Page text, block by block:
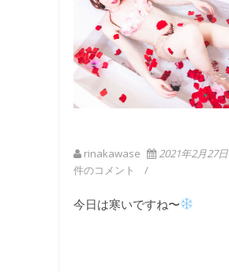
rinakawase 2021年2月27日
件のコメント
今日は寒いですね〜